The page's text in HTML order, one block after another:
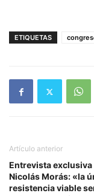
ETIQUETAS
Artículo anterior
Entrevista exclusiva
Nicolás Morás: «la
resistencia viable